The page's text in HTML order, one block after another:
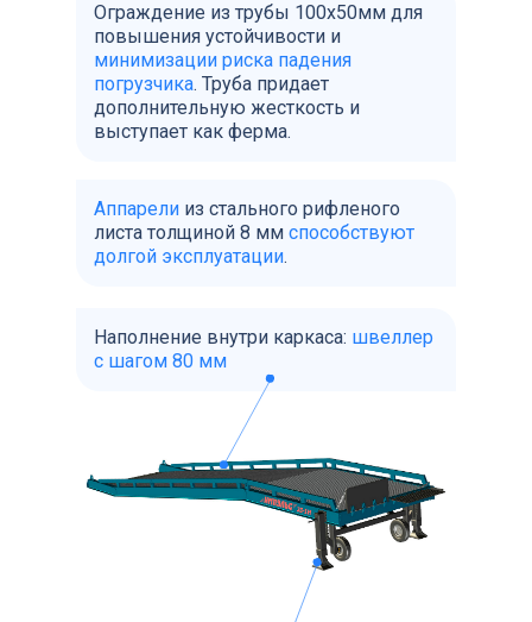
Ограждение из трубы 100х50мм для
повышения устойчивости и
минимизации риска падения
погрузчика. Труба придает
дополнительную жесткость и
выступает как ферма.
Наполнение внутри каркаса: швеллер
с шагом 80 мм
Аппарели из стального рифленого
листа толщиной 8 мм способствуют
долгой эксплуатации.